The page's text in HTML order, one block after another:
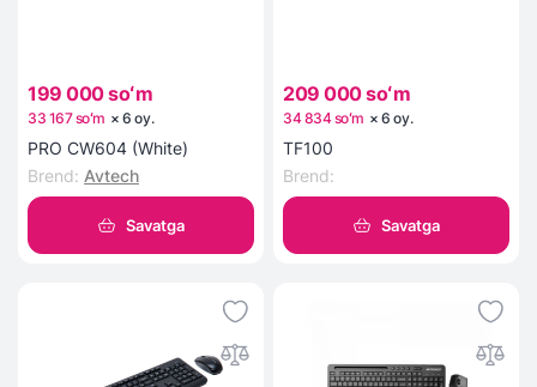
199 000 soʻm
33 167 soʻm ×6 oy.
PRO CW604 (White)
Brend: Avtech
Savatga
209 000 soʻm
34 834 soʻm ×6 oy.
TF100
Brend:
Savatga